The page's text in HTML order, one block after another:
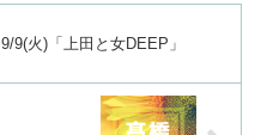
9(火)「上田と女DEEP」